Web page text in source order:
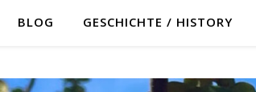
BLOG GESCHICHTE / HISTORY